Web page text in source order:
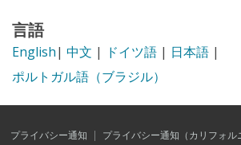
言語
English| 中文 | ドイツ語 | 日本語 |
ポルトガル語（ブラジル）
プライバシー通知 | プライバシー通知（カリフォル